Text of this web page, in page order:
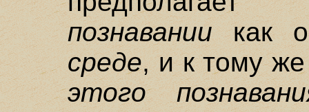
познавании как
среде, и к тому
этого